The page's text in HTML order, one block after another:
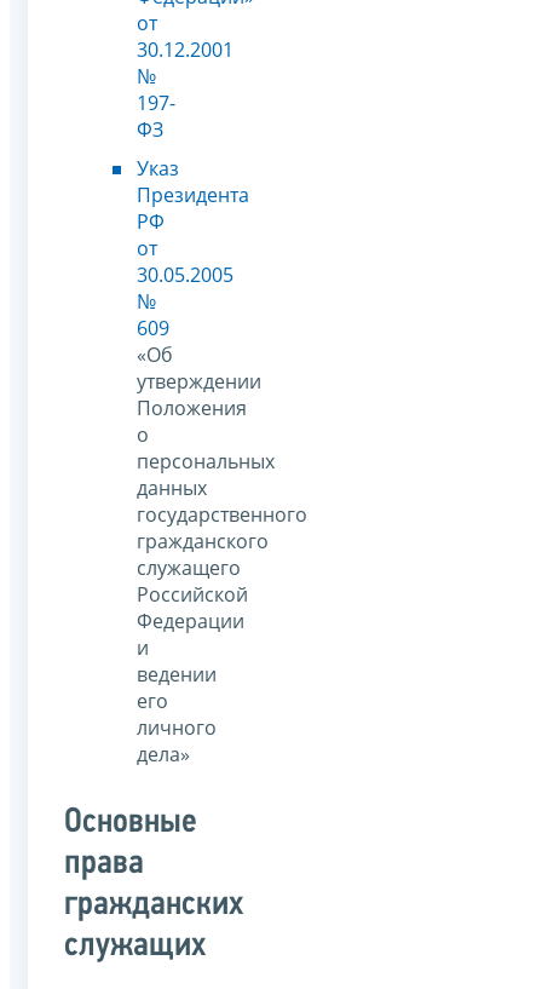
от
30.12.2001
№
197-
ФЗ
Указ
Президента
РФ
от
30.05.2005
№
609
«Об
утверждении
Положения
о
персональных
данных
государственного
гражданского
служащего
Российской
Федерации
и
ведении
его
личного
дела»
Основные
права
гражданских
служащих